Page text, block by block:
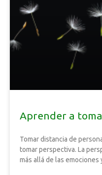
Aprender a
Tomar distancia de
tomar perspectiva. La
más allá de las emociones